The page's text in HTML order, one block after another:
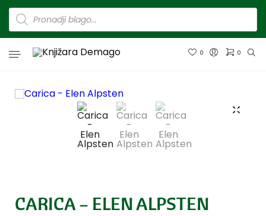
0 0
CARICA – ELEN ALPSTEN